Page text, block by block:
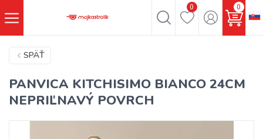
0 0
SPÄŤ
PANVICA KITCHISIMO BIANCO 24CM
NEPRIĽNAVÝ POVRCH